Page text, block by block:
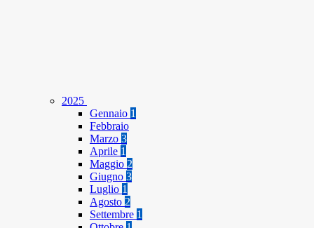
2025
Gennaio 1
Febbraio
Marzo 3
Aprile 1
Maggio 2
Giugno 3
Luglio 1
Agosto 2
Settembre 1